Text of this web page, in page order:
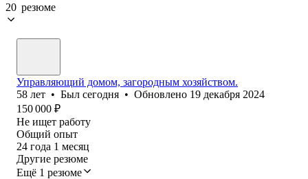
20 резюме
Управляющий домом, загородным хозяйством.
58 лет • Был сегодня • Обновлено 19 декабря 2024
150 000 ₽
Не ищет работу
Общий опыт
24 года 1 месяц
Другие резюме
Ещё 1 резюме